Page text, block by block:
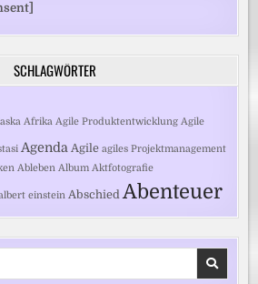
SCHLAGWÖRTER
Afrika Agile Produktentwicklung Agile
Agenda Agile agiles Projektmanagement
Ableben Album Aktfotografie
einstein Abschied Abenteuer